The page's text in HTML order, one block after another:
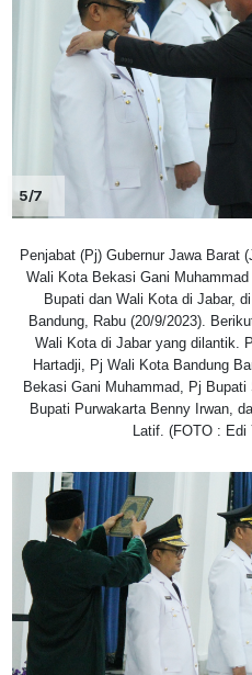
5/7
Penjabat (Pj) Gubernur Jawa Barat
Wali Kota Bekasi Gani
Bupati dan Wali Kota di Jabar,
Bandung, Rabu (20/9/2023).
Wali Kota di Jabar yang dilantik.
Hartadji, Pj Wali Kota Bandung
Bekasi Gani Muhammad, Pj
Bupati Purwakarta Benny Irwan,
Latif. (FOTO : Edi